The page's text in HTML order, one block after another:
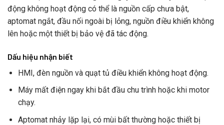
động không hoạt động có thể là nguồn cấp chưa bật,
aptomat ngắt, đầu nối ngoài bị lỏng, nguồn điều khiển không
lên hoặc một thiết bị bảo vệ đã tác động.
Dấu hiệu nhận biết
HMI, đèn nguồn và quạt tủ điều khiển không hoạt động.
Máy mất điện ngay khi bắt đầu chu trình hoặc khi motor
chạy.
Aptomat nhảy lặp lại, có mùi bất thường hoặc thiết bị